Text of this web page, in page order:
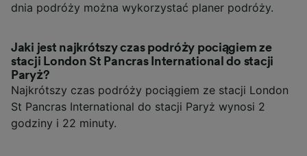
dnia podróży można wykorzystać planer podróży.
Jaki jest najkrótszy czas podróży pociągiem ze
stacji London St Pancras International do stacji
Paryż?
Najkrótszy czas podróży pociągiem ze stacji London
St Pancras International do stacji Paryż wynosi 2
godziny i 22 minuty.